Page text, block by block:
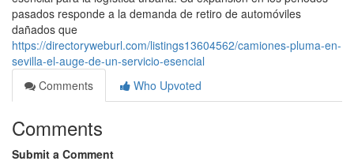
pasados responde a la demanda de retiro de automóviles
dañados que
https://directoryweburl.com/listings13604562/camiones-pluma-en-
sevilla-el-auge-de-un-servicio-esencial
Comments
Who Upvoted
Comments
Submit a Comment